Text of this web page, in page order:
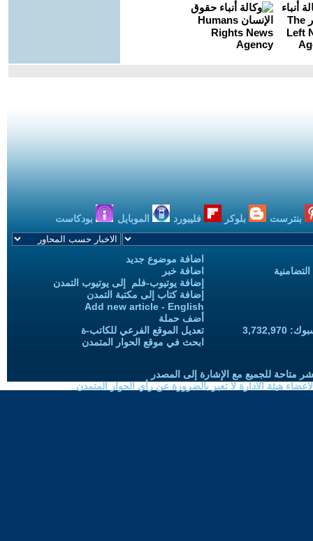
بنترست بلوكر فليبورد الموبايل بودكاست
اضافة موضوع جديد
اضافة خبر
إضافة يوتيوب-فلم إلى يوتيوب التمدن
إضافة كتاب إلى مكتبة التمدن
Add new article - English
أضف حملة
تعديل الموقع الفرعي للكاتب-ة
ابحث في موقع الحوار المتمدن
متاحة للجميع مع الإشارة إلى المصدر
هيئة الادارة لا تعبر بالضرورة عن رأي الحوار المتمدن